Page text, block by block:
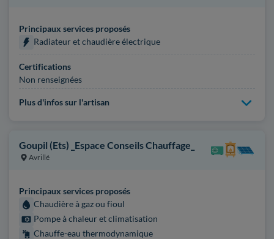
Principaux services proposés
Radiateur et chaudière électrique
Certifications
Non renseignées
Plus d'infos sur l'artisan
Goupil (Ets) _Espace Conseils Chauffage_
Avrillé
Principaux services proposés
Chaudière à gaz ou fioul
Pompe à chaleur et climatisation
Chauffe-eau thermodynamique